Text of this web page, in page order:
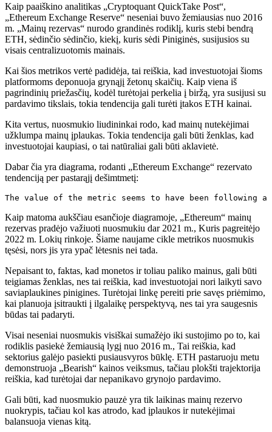
Kaip paaiškino analitikas „Cryptoquant QuickTake Post“,
„Ethereum Exchange Reserve“ neseniai buvo žemiausias nuo 2016
m. „Mainų rezervas“ nurodo grandinės rodiklį, kuris stebi bendrą
ETH, sėdinčio sėdinčio, kiekį, kuris sėdi Piniginės, susijusios su
visais centralizuotomis mainais.
Kai šios metrikos vertė padidėja, tai reiškia, kad investuotojai šioms
platformoms deponuoja grynąjį žetonų skaičių. Kaip viena iš
pagrindinių priežasčių, kodėl turėtojai perkelia į biržą, yra susijusi su
pardavimo tikslais, tokia tendencija gali turėti įtakos ETH kainai.
Kita vertus, nuosmukio liudininkai rodo, kad mainų nutekėjimai
užklumpa mainų įplaukas. Tokia tendencija gali būti ženklas, kad
investuotojai kaupiasi, o tai natūraliai gali būti aklavietė.
Dabar čia yra diagrama, rodanti „Ethereum Exchange“ rezervato
tendenciją per pastarąjį dešimtmetį:
The value of the metric seems to have been following
Kaip matoma aukščiau esančioje diagramoje, „Ethereum“ mainų
rezervas pradėjo važiuoti nuosmukiu dar 2021 m., Kuris pagreitėjo
2022 m. Lokių rinkoje. Šiame naujame cikle metrikos nuosmukis
tęsėsi, nors jis yra ypač lėtesnis nei tada.
Nepaisant to, faktas, kad monetos ir toliau paliko mainus, gali būti
teigiamas ženklas, nes tai reiškia, kad investuotojai nori laikyti savo
saviaplaukines pinigines. Turėtojai linkę pereiti prie savęs priėmimo,
kai planuoja įsitraukti į ilgalaikę perspektyvą, nes tai yra saugesnis
būdas tai padaryti.
Visai neseniai nuosmukis visiškai sumažėjo iki sustojimo po to, kai
rodiklis pasiekė žemiausią lygį nuo 2016 m., Tai reiškia, kad
sektorius galėjo pasiekti pusiausvyros būklę. ETH pastaruoju metu
demonstruoja „Bearish“ kainos veiksmus, tačiau plokšti trajektorija
reiškia, kad turėtojai dar nepanikavo grynojo pardavimo.
Gali būti, kad nuosmukio pauzė yra tik laikinas mainų rezervo
nuokrypis, tačiau kol kas atrodo, kad įplaukos ir nutekėjimai
balansuoja vienas kitą.